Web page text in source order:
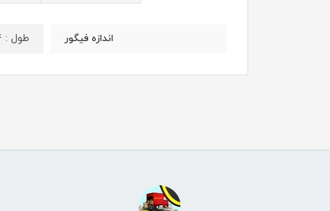
اندازه فیگور طول : 4 سانتی متر